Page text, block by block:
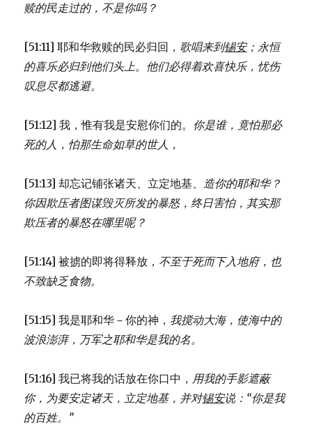
赎的民走过的，不是你吗？
[51:11] 耶和华救赎的民必归回， 歌唱来到锡安； 永恒
的喜乐必归到他们头上。 他们必得着欢喜快乐， 忧伤
叹息尽都逃避。
[51:12] 我，惟有我是安慰你们的。 你是谁，竟怕那必
死的人， 怕那生命如草的世人，
[51:13] 却忘记铺张诸天、立定地基、 造你的耶和华？
你因欺压者图谋毁灭所发的暴怒，终日害怕， 其实那
欺压者的暴怒在哪里呢？
[51:14] 被掳的即将得释放， 不至于死而下入地府， 也
不致缺乏食物。
[51:15] 我是耶和华－你的神， 我搅动大海，使海中的
波浪澎湃， 万军之耶和华是我的名。
[51:16] 我已将我的话放在你口中， 用我的手影遮蔽
你， 为要安定诸天，立定地基， 并对锡安说：“你是我
的百姓。”